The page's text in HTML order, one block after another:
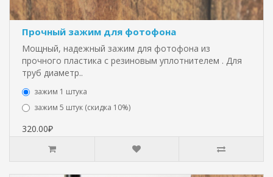
Прочный зажим для фотофона
Мощный, надежный зажим для фотофона из
прочного пластика с резиновым уплотнителем . Для
труб диаметр..
зажим 1 штука
зажим 5 штук (скидка 10%)
320.00₽